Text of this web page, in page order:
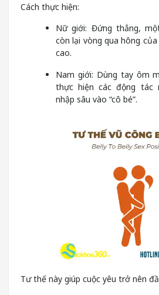
Cách thực hiện:
Nữ giới: Đứng thẳng,
còn lại vòng qua hông
cao.
Nam giới: Dùng tay ôm
thực hiện các động tác
nhập sâu vào “cô bé”.
Tư thế này giúp cuộc yêu trở nên